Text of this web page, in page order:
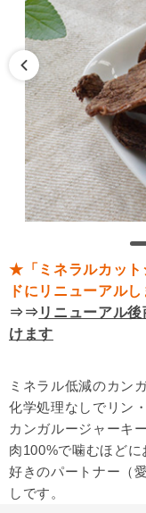
★「ミネラルカット
ドにリニューアル
⇒⇒ リニューアル
けます
ミネラル低減のカン
化学処理なしでリン
カンガルージャーキ
肉100%で噛むほど
好きのパートナー（
しです。